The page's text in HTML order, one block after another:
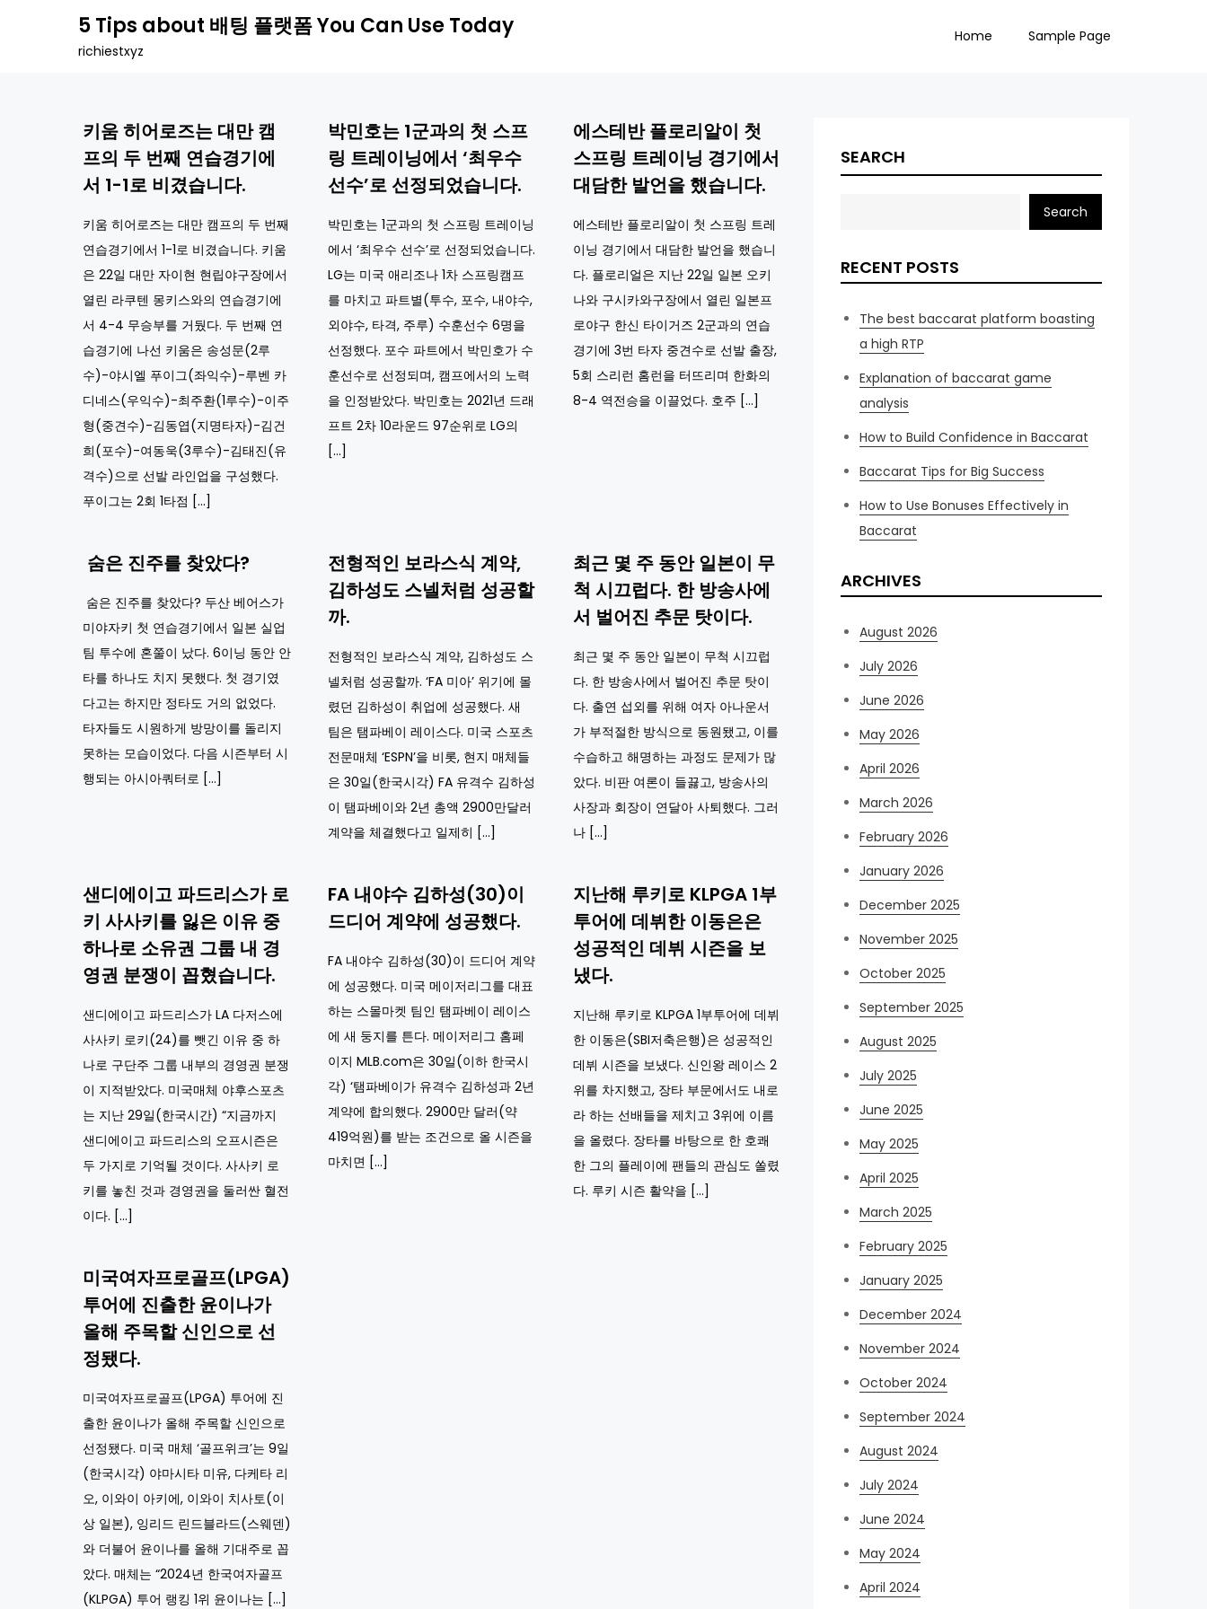
5 Tips about 배팅 플랫폼 You Can Use Today
richiestxyz
Home Sample Page
키움 히어로즈는 대만 캠
프의 두 번째 연습경기에
서 1-1로 비겼습니다.
키움 히어로즈는 대만 캠프의 두 번째
연습경기에서 1-1로 비겼습니다. 키움
은 22일 대만 자이현 현립야구장에서
열린 라쿠텐 몽키스와의 연습경기에
서 4-4 무승부를 거뒀다. 두 번째 연
습경기에 나선 키움은 송성문(2루
수)-야시엘 푸이그(좌익수)-루벤 카
디네스(우익수)-최주환(1루수)-이주
형(중견수)-김동엽(지명타자)-김건
희(포수)-여동욱(3루수)-김태진(유
격수)으로 선발 라인업을 구성했다.
푸이그는 2회 1타점 […]
박민호는 1군과의 첫 스프
링 트레이닝에서 ‘최우수
선수’로 선정되었습니다.
박민호는 1군과의 첫 스프링 트레이닝
에서 ‘최우수 선수’로 선정되었습니다.
LG는 미국 애리조나 1차 스프링캠프
를 마치고 파트별(투수, 포수, 내야수,
외야수, 타격, 주루) 수훈선수 6명을
선정했다. 포수 파트에서 박민호가 수
훈선수로 선정되며, 캠프에서의 노력
을 인정받았다. 박민호는 2021년 드래
프트 2차 10라운드 97순위로 LG의
[…]
에스테반 플로리알이 첫
스프링 트레이닝 경기에서
대담한 발언을 했습니다.
에스테반 플로리알이 첫 스프링 트레
이닝 경기에서 대담한 발언을 했습니
다. 플로리얼은 지난 22일 일본 오키
나와 구시카와구장에서 열린 일본프
로야구 한신 타이거즈 2군과의 연습
경기에 3번 타자 중견수로 선발 출장,
5회 스리런 홈런을 터뜨리며 한화의
8-4 역전승을 이끌었다. 호주 […]
숨은 진주를 찾았다?
숨은 진주를 찾았다? 두산 베어스가
미야자키 첫 연습경기에서 일본 실업
팀 투수에 혼쭐이 났다. 6이닝 동안 안
타를 하나도 치지 못했다. 첫 경기였
다고는 하지만 정타도 거의 없었다.
타자들도 시원하게 방망이를 돌리지
못하는 모습이었다. 다음 시즌부터 시
행되는 아시아쿼터로 […]
전형적인 보라스식 계약,
김하성도 스넬처럼 성공할
까.
전형적인 보라스식 계약, 김하성도 스
넬처럼 성공할까. ‘FA 미아’ 위기에 몰
렸던 김하성이 취업에 성공했다. 새
팀은 탬파베이 레이스다. 미국 스포츠
전문매체 ‘ESPN’을 비롯, 현지 매체들
은 30일(한국시각) FA 유격수 김하성
이 탬파베이와 2년 총액 2900만달러
계약을 체결했다고 일제히 […]
최근 몇 주 동안 일본이 무
척 시끄럽다. 한 방송사에
서 벌어진 추문 탓이다.
최근 몇 주 동안 일본이 무척 시끄럽
다. 한 방송사에서 벌어진 추문 탓이
다. 출연 섭외를 위해 여자 아나운서
가 부적절한 방식으로 동원됐고, 이를
수습하고 해명하는 과정도 문제가 많
았다. 비판 여론이 들끓고, 방송사의
사장과 회장이 연달아 사퇴했다. 그러
나 […]
샌디에이고 파드리스가 로
키 사사키를 잃은 이유 중
하나로 소유권 그룹 내 경
영권 분쟁이 꼽혔습니다.
샌디에이고 파드리스가 LA 다저스에
사사키 로키(24)를 뺏긴 이유 중 하
나로 구단주 그룹 내부의 경영권 분쟁
이 지적받았다. 미국매체 야후스포츠
는 지난 29일(한국시간) “지금까지
샌디에이고 파드리스의 오프시즌은
두 가지로 기억될 것이다. 사사키 로
키를 놓친 것과 경영권을 둘러싼 혈전
이다. […]
FA 내야수 김하성(30)이
드디어 계약에 성공했다.
FA 내야수 김하성(30)이 드디어 계약
에 성공했다. 미국 메이저리그를 대표
하는 스몰마켓 팀인 탬파베이 레이스
에 새 둥지를 튼다. 메이저리그 홈페
이지 MLB.com은 30일(이하 한국시
각) ‘탬파베이가 유격수 김하성과 2년
계약에 합의했다. 2900만 달러(약
419억원)를 받는 조건으로 올 시즌을
마치면 […]
지난해 루키로 KLPGA 1부
투어에 데뷔한 이동은은
성공적인 데뷔 시즌을 보
냈다.
지난해 루키로 KLPGA 1부투어에 데뷔
한 이동은(SBI저축은행)은 성공적인
데뷔 시즌을 보냈다. 신인왕 레이스 2
위를 차지했고, 장타 부문에서도 내로
라 하는 선배들을 제치고 3위에 이름
을 올렸다. 장타를 바탕으로 한 호쾌
한 그의 플레이에 팬들의 관심도 쏠렸
다. 루키 시즌 활약을 […]
미국여자프로골프(LPGA)
투어에 진출한 윤이나가
올해 주목할 신인으로 선
정됐다.
미국여자프로골프(LPGA) 투어에 진
출한 윤이나가 올해 주목할 신인으로
선정됐다. 미국 매체 ‘골프위크’는 9일
(한국시각) 야마시타 미유, 다케타 리
오, 이와이 아키에, 이와이 치사토(이
상 일본), 잉리드 린드블라드(스웨덴)
와 더불어 윤이나를 올해 기대주로 꼽
았다. 매체는 “2024년 한국여자골프
(KLPGA) 투어 랭킹 1위 윤이나는 […]
SEARCH
Search
RECENT POSTS
The best baccarat platform boasting
a high RTP
Explanation of baccarat game
analysis
How to Build Confidence in Baccarat
Baccarat Tips for Big Success
How to Use Bonuses Effectively in
Baccarat
ARCHIVES
August 2026
July 2026
June 2026
May 2026
April 2026
March 2026
February 2026
January 2026
December 2025
November 2025
October 2025
September 2025
August 2025
July 2025
June 2025
May 2025
April 2025
March 2025
February 2025
January 2025
December 2024
November 2024
October 2024
September 2024
August 2024
July 2024
June 2024
May 2024
April 2024